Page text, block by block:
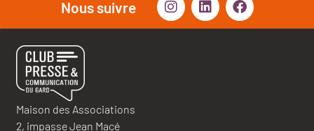
Nous suivre
Maison des Associations
2, impasse Jean Macé